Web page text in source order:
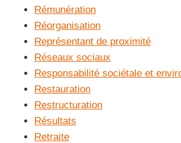
Rémunération
Réorganisation
Représentant de proximité
Réseaux sociaux
Responsabilité sociétale et
Restauration
Restructuration
Résultats
Retraite